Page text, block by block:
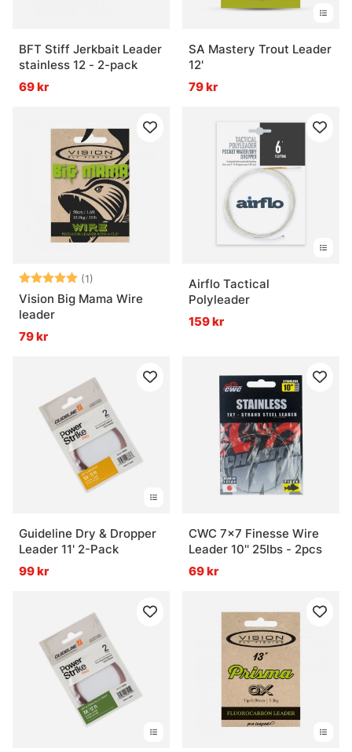
BFT Stiff Jerkbait Leader
stainless 12 - 2-pack
69 kr
SA Mastery Trout Leader
12'
79 kr
Betyg: (1)
5.0 utav 5 stjärnor
Vision Big Mama Wire
leader
79 kr
Airflo Tactical
Polyleader
159 kr
Guideline Dry & Dropper
Leader 11' 2-Pack
99 kr
CWC 7x7 Finesse Wire
Leader 10'' 25lbs - 2pcs
69 kr